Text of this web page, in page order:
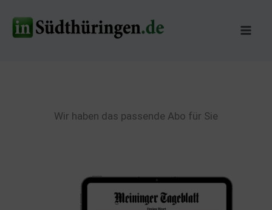
Inhalt
springen
Wir haben das passende Abo für Sie